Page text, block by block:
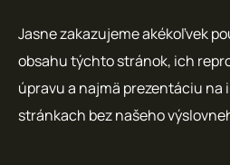
Jasne zakazujeme akékoľvek
obsahu týchto stránok, ich
úpravu a najmä prezentáciu
stránkach bez našeho